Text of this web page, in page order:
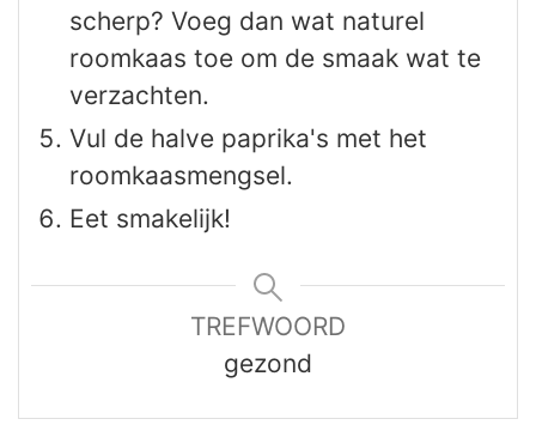
scherp? Voeg dan wat naturel
roomkaas toe om de smaak wat te
verzachten.
Vul de halve paprika's met het
roomkaasmengsel.
Eet smakelijk!
TREFWOORD
gezond